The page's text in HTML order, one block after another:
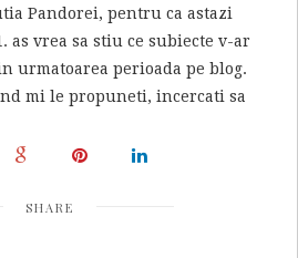
Pandorei, pentru ca astazi
as vrea sa stiu ce subiecte v-ar
urmatoarea perioada pe blog.
mi le propuneti, incercati sa
SHARE